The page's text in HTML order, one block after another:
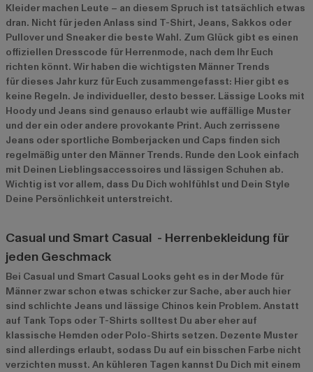
Kleider machen Leute – an diesem Spruch ist tatsächlich etwas
dran. Nicht für jeden Anlass sind T-Shirt, Jeans, Sakkos oder
Pullover und Sneaker die beste Wahl. Zum Glück gibt es einen
offiziellen Dresscode für Herrenmode, nach dem Ihr Euch
richten könnt. Wir haben die wichtigsten Männer Trends
für dieses Jahr kurz für Euch zusammengefasst: Hier gibt es
keine Regeln. Je individueller, desto besser. Lässige Looks mit
Hoody und Jeans sind genauso erlaubt wie auffällige Muster
und der ein oder andere provokante Print. Auch zerrissene
Jeans oder sportliche Bomberjacken und Caps finden sich
regelmäßig unter den Männer Trends. Runde den Look einfach
mit Deinen Lieblingsaccessoires und lässigen Schuhen ab.
Wichtig ist vor allem, dass Du Dich wohlfühlst und Dein Style
Deine Persönlichkeit unterstreicht.
Casual und Smart Casual - Herrenbekleidung für
jeden Geschmack
Bei Casual und Smart Casual Looks geht es in der Mode für
Männer zwar schon etwas schicker zur Sache, aber auch hier
sind schlichte Jeans und lässige Chinos kein Problem. Anstatt
auf Tank Tops oder T-Shirts solltest Du aber eher auf
klassische Hemden oder Polo-Shirts setzen. Dezente Muster
sind allerdings erlaubt, sodass Du auf ein bisschen Farbe nicht
verzichten musst. An kühleren Tagen kannst Du Dich mit einem